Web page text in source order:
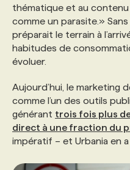
NOS
POURQUOI
NOS TARIFS
PROGRAMMES DE
FAQ
FAQ
ANNONCEZ AVEC
thématique et au contenu
comme un parasite.»
préparait le terrain à
habitudes de
évoluer.
Aujourd’hui, le marketing
comme l’un des outils
générant trois fois plus
direct à une fraction du
impératif – et Urbania en